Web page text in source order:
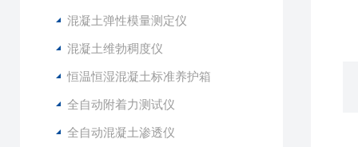
混凝土弹性模量测定仪
混凝土维勃稠度仪
恒温恒湿混凝土标准养护箱
全自动附着力测试仪
全自动混凝土渗透仪